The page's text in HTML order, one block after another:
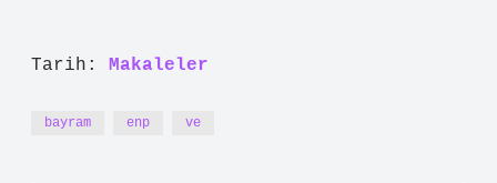
Tarih: Makaleler
bayram enp ve